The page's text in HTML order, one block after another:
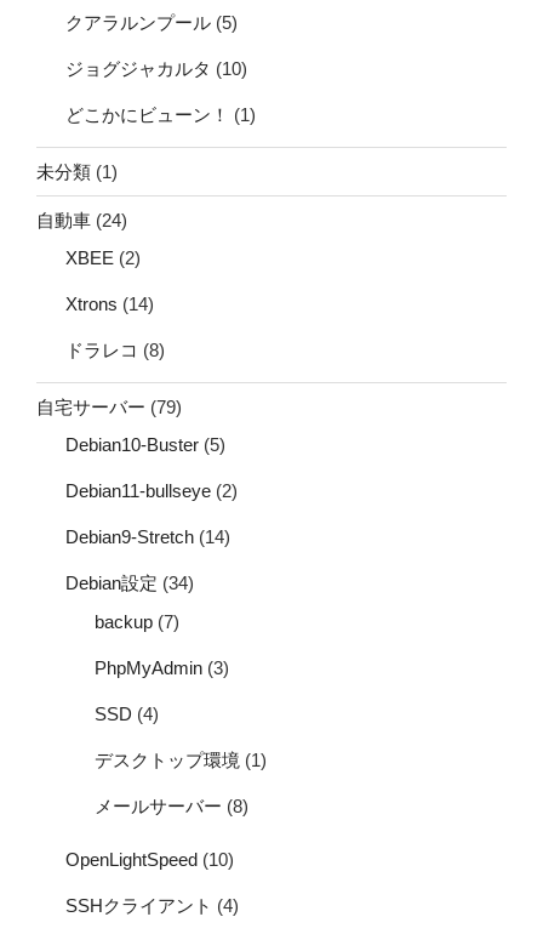
クアラルンプール (5)
ジョグジャカルタ (10)
どこかにビューン！ (1)
未分類 (1)
自動車 (24)
XBEE (2)
Xtrons (14)
ドラレコ (8)
自宅サーバー (79)
Debian10-Buster (5)
Debian11-bullseye (2)
Debian9-Stretch (14)
Debian設定 (34)
backup (7)
PhpMyAdmin (3)
SSD (4)
デスクトップ環境 (1)
メールサーバー (8)
OpenLightSpeed (10)
SSHクライアント (4)